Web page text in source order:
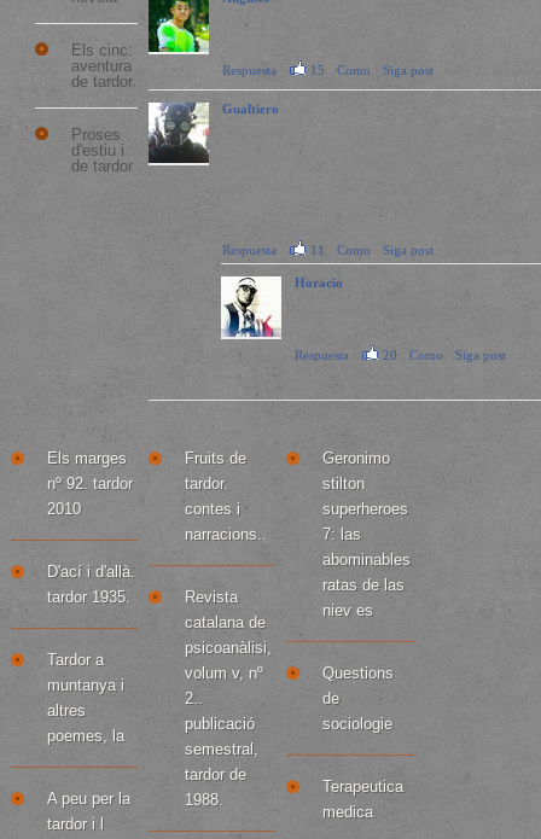
Els cinc:
aventura
de tardor
Proses
d'estiu i
de tardor
Respuesta 15 ·Como ·Siga post
Gualtiero
Solo tienes que seleccionar el clic a continuacion, el
Respuesta 11 ·Como Siga post
Horacio
lol ni siquiera me lleve 5 minutos a todos!
Respuesta 20 ·Como ·Siga post
Els marges
nº 92. tardor
2010
D'ací i d'allà.
tardor 1935.
Tardor a
muntanya i
altres
poemes, la
A peu per la
tardor i l
Relacionado
Fruits de
tardor.
contes i
narracions..
Revista
catalana de
psicoanàlisi,
volum v, nº
2..
publicació
semestral,
tardor de
1988.
Leer también
Geronimo
stilton
superheroes
7: las
abominables
ratas de las
niev es
Questions
de
sociologie
Terapeutica
medica